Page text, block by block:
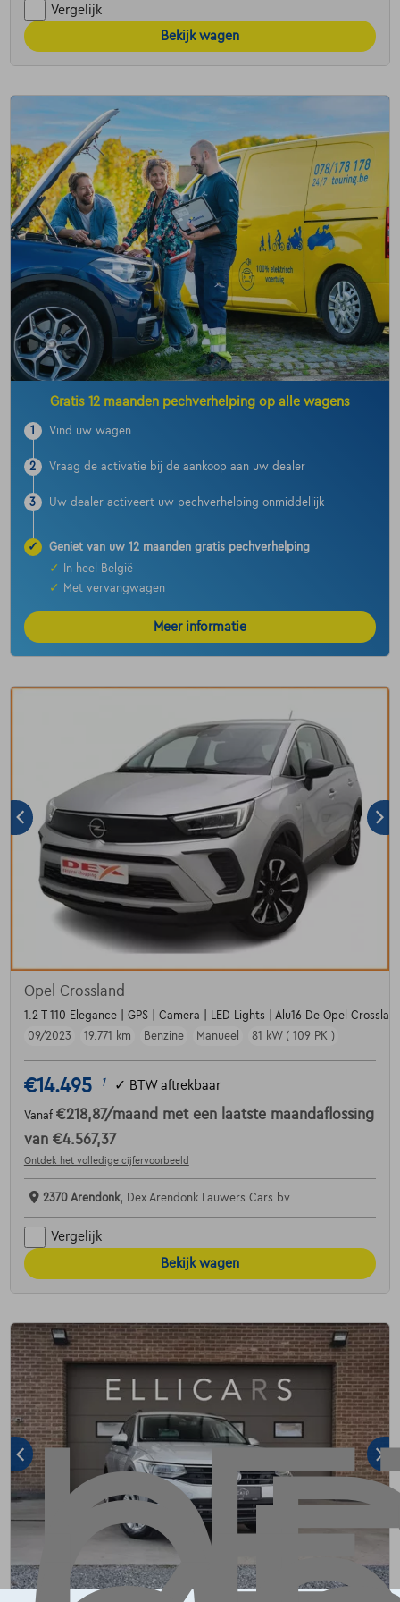
Vergelijk
Bekijk wagen
Gratis 12 maanden pechverhelping op alle wagens
1 Vind uw wagen
2 Vraag de activatie bij de aankoop aan uw dealer
3 Uw dealer activeert uw pechverhelping onmiddellijk
✓
Geniet van uw 12 maanden gratis pechverhelping
✓
In heel België
✓
Met vervangwagen
Meer informatie
Opel Crossland
1.2 T 110 Elegance | GPS | Camera | LED Lights | Alu16 De Opel
09/2023
19.771 km Benzine Manueel 81 kW ( 109 PK )
€14.495 1 ✓ BTW aftrekbaar
Vanaf €218,87/maand met een laatste maandaflossing
van €4.567,37
Ontdek het volledige cijfervoorbeeld
2370 Arendonk, Dex Arendonk Lauwers Cars bv
Vergelijk
Bekijk wagen